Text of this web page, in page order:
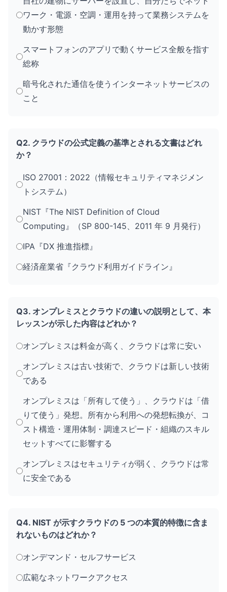
ワーク・電源・空調・運用を持って業務システムを
動かす形態
スマートフォンのアプリで動くサービス全般を指す
総称
暗号化された通信を使うインターネットサービスの
こと
Q2. クラウドの公式定義の基準とされる文書はどれ
か？
ISO 27001：2022（情報セキュリティマネジメン
トシステム）
NIST『The NIST Definition of Cloud
Computing』（SP 800-145、2011 年 9 月発行）
IPA『DX 推進指標』
経済産業省『クラウド利用ガイドライン』
Q3. オンプレミスとクラウドの違いの説明として、本
レッスンが示した内容はどれか？
オンプレミスは料金が高く、クラウドは常に安い
オンプレミスは古い技術で、クラウドは新しい技術
である
オンプレミスは「所有して使う」、クラウドは「借
りて使う」発想。所有から利用への発想転換が、コ
スト構造・運用体制・調達スピード・組織のスキル
セットすべてに影響する
オンプレミスはセキュリティが弱く、クラウドは常
に安全である
Q4. NIST が示すクラウドの 5 つの本質的特徴に含ま
れないものはどれか？
オンデマンド・セルフサービス
広範なネットワークアクセス